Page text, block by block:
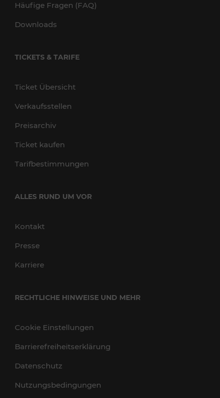
Häufige Fragen (FAQ)
Downloads
TICKETS & TARIFE
Ticket Übersicht
Verkaufsstellen
Preisarchiv
Ticket kaufen
Tarifbestimmungen
ALLES RUND UM VOR
Kontakt
Presse
Karriere
RECHTLICHE HINWEISE UND MEHR
Cookie Einstellungen
Barrierefreiheitserklärung
Datenschutz
Nutzungsbedingungen